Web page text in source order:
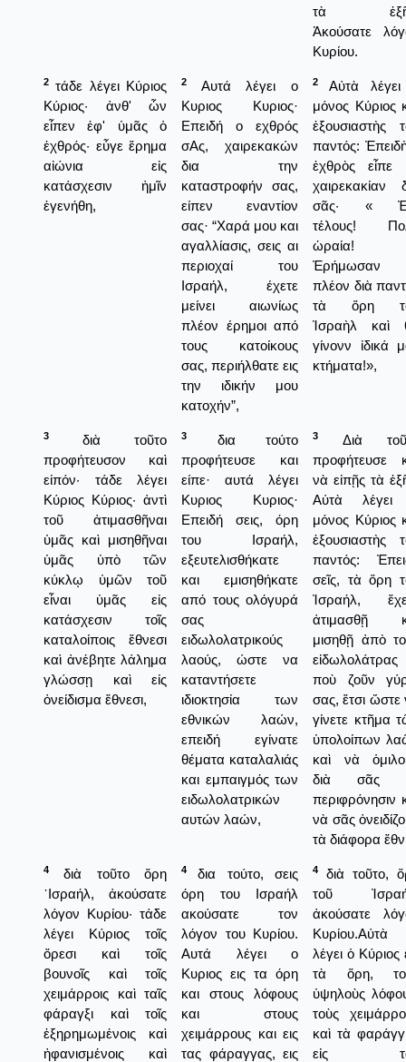
τὰ
Ἀκούσατε
Κυρίου.
2 τάδε λέγει Κύριος
Κύριος· ἀνθ' ὧν
εἶπεν ἐφ' ὑμᾶς ὁ
ἐχθρός· εὖγε ἔρημα
αἰώνια εἰς
κατάσχεσιν ἡμῖν
ἐγενήθη,
2
Αυτά λέγει ο
Κυριος Κυριος·
Επειδή ο εχθρός
σΑς, χαιρεκακών
δια την
καταστροφήν σας,
είπεν εναντίον
σας· “Χαρά μου και
αγαλλίασις, σεις αι
περιοχαί του
Ισραήλ, έχετε
μείνει αιωνίως
πλέον έρημοι από
τους κατοίκους
σας, περιήλθατε εις
την ιδικήν μου
κατοχήν”,
2
Αὐτὰ
μόνος Κύριος
ἐξουσιαστὴς
παντός:
ἐχθρὸς εἶπε
χαιρεκακίαν
σᾶς· «
τέλους!
ὡραία!
Ἐρήμωσαν
πλέον διὰ
τὰ ὅρη
Ἰσραὴλ καὶ
γίνονν ἰδικά
κτήματα!»,
3
διὰ τοῦτο
προφήτευσον καὶ
εἰπόν· τάδε λέγει
Κύριος Κύριος· ἀντὶ
τοῦ ἀτιμασθῆναι
ὑμᾶς καὶ μισηθῆναι
ὑμᾶς ὑπὸ τῶν
κύκλῳ ὑμῶν τοῦ
εἶναι ὑμᾶς εἰς
κατάσχεσιν τοῖς
καταλοίποις ἔθνεσι
καὶ ἀνέβητε λάλημα
γλώσσῃ καὶ εἰς
ὀνείδισμα ἔθνεσι,
3
δια τούτο
προφήτευσε και
είπε· αυτά λέγει
Κυριος Κυριος·
Επειδή σεις, όρη
του Ισραήλ,
εξευτελισθήκατε
και εμισηθήκατε
από τους ολόγυρά
σας
ειδωλολατρικούς
λαούς, ώστε να
καταντήσετε
ιδιοκτησία των
εθνικών λαών,
επειδή εγίνατε
θέματα καταλαλιάς
και εμπαιγμός των
ειδωλολατρικών
αυτών λαών,
3
Διὰ
προφήτευσε
νὰ εἰπῇς τὰ
Αὐτὰ
μόνος Κύριος
ἐξουσιαστὴς
παντός:
σεῖς, τὰ ὅρη
Ἰσραήλ,
ἀτιμασθῇ
μισηθῇ ἀπὸ
εἰδωλολάτρας
ποὺ ζοῦν
σας, ἔτσι ὥστε
γίνετε κτῆμα
ὑπολοίπων
καὶ νὰ
διὰ σᾶς
περιφρόνησιν
νὰ σᾶς
τὰ διάφορα
4
διὰ τοῦτο ὄρη
᾿Ισραήλ, ἀκούσατε
λόγον Κυρίου· τάδε
λέγει Κύριος τοῖς
ὄρεσι καὶ τοῖς
βουνοῖς καὶ τοῖς
χειμάρροις καὶ ταῖς
φάραγξι καὶ τοῖς
ἐξηρημωμένοις καὶ
ἠφανισμένοις καὶ
4
δια τούτο, σεις
όρη του Ισραήλ
ακούσατε τον
λόγον του Κυρίου.
Αυτά λέγει ο
Κυριος εις τα όρη
και στους λόφους
και στους
χειμάρρους και εις
τας φάραγγας, εις
4
διὰ τοῦτο,
τοῦ
ἀκούσατε
Κυρίου.Αὐτὰ
λέγει ὁ Κύριος
τὰ ὅρη,
ὑψηλοὺς
τοὺς
καὶ τὰ
εἰς